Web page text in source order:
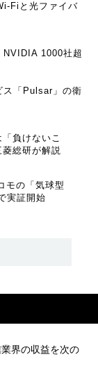
Fiと光ファイバ
1000社超
ス「Pulsar」の衛
負けないこ
総研が解説
モの「気球型
実証開始
界の収益を次の